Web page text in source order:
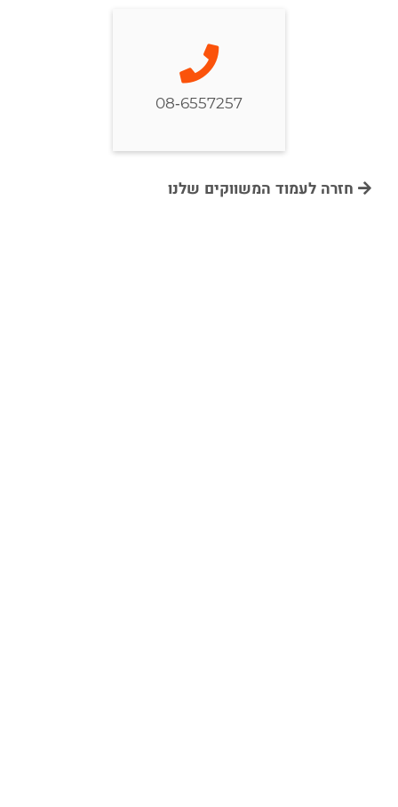
08-6557257
חזרה לעמוד המשווקים שלנו